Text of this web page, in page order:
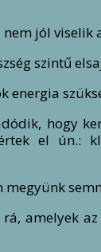
jól viselik
szintű
energia
hogy
el ún.:
megyünk
amelyek